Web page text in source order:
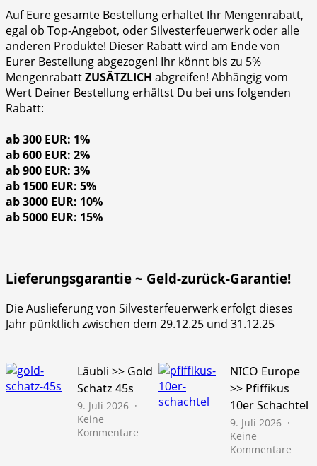
Auf Eure gesamte Bestellung erhaltet Ihr Mengenrabatt,
egal ob Top-Angebot, oder Silvesterfeuerwerk oder alle
anderen Produkte! Dieser Rabatt wird am Ende von
Eurer Bestellung abgezogen! Ihr könnt bis zu 5%
MengenrabattZUSÄTZLICH abgreifen! Abhängig vom
Wert Deiner Bestellung erhältst Du bei uns folgenden
Rabatt:
ab 300 EUR: 1%
ab 600 EUR: 2%
ab 900 EUR: 3%
ab 1500 EUR: 5%
ab 3000 EUR: 10%
ab 5000 EUR: 15%
Lieferungsgarantie ~ Geld-zurück-Garantie!
Die Auslieferung von Silvesterfeuerwerk erfolgt dieses
Jahr pünktlich zwischen dem 29.12.25 und 31.12.25
Läubli >> Gold
Schatz 45s
9. Juli 2026
Keine
Kommentare
NICO Europe
>> Pfiffikus
10er Schachtel
9. Juli 2026
Keine
Kommentare